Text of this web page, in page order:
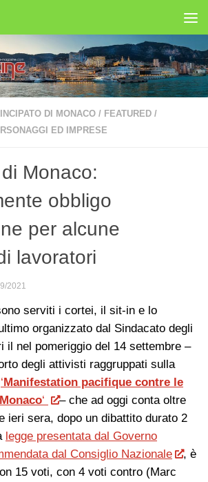
DI MONACO / FEATURED /
ED IMPRESE
Monaco:
obbligo
per alcune
lavoratori
2021
serviti i cortei, il sit-in e lo
organizzato dal Sindacato degli
il nel pomeriggio del 14 settembre –
degli attivisti raggruppati sulla
‘ Manifestation pacifique contre le
‘
– che ad oggi conta oltre
ieri sera, dopo un dibattito durato 2
legge presentata dal Governo
dal Consiglio Nazionale
, è
15 voti, con 4 voti contro (Marc